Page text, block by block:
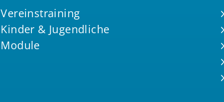
Vereinstraining
Kinder & Jugendliche
Module